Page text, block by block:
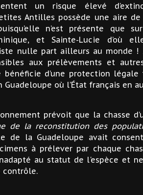
un risque élevé
Antilles possède une aire
n’est présente que
et Sainte-Lucie d’où
nulle part ailleurs au monde !
aux prélèvements et
bénéficie d’une protection
où l’État français en
prévoit que la chasse
de la reconstitution des
de la Guadeloupe avait
à prélever par chaque
au statut de l'espèce et
contrôle.